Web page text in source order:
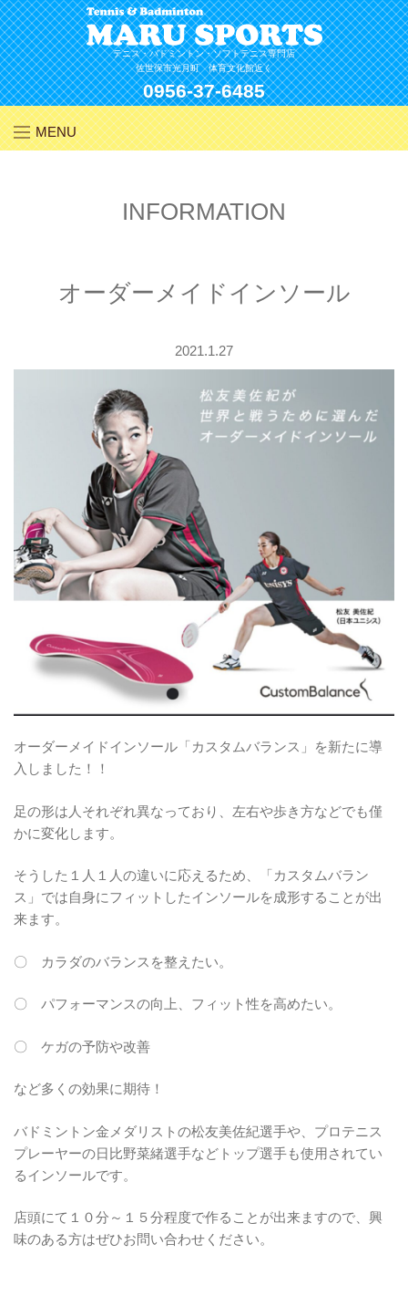
Skip
to
content
テニス・バドミントン・ソフトテニス専門店
佐世保市光月町 体育文化館近く
0956-37-6485
MENU
INFORMATION
オーダーメイドインソール
2021.1.27
オーダーメイドインソール「カスタムバランス」を新たに導
入しました！！
足の形は人それぞれ異なっており、左右や歩き方などでも僅
かに変化します。
そうした１人１人の違いに応えるため、「カスタムバラン
ス」では自身にフィットしたインソールを成形することが出
来ます。
〇 カラダのバランスを整えたい。
〇 パフォーマンスの向上、フィット性を高めたい。
〇 ケガの予防や改善
など多くの効果に期待！
バドミントン金メダリストの松友美佐紀選手や、プロテニス
プレーヤーの日比野菜緒選手などトップ選手も使用されてい
るインソールです。
店頭にて１０分～１５分程度で作ることが出来ますので、興
味のある方はぜひお問い合わせください。